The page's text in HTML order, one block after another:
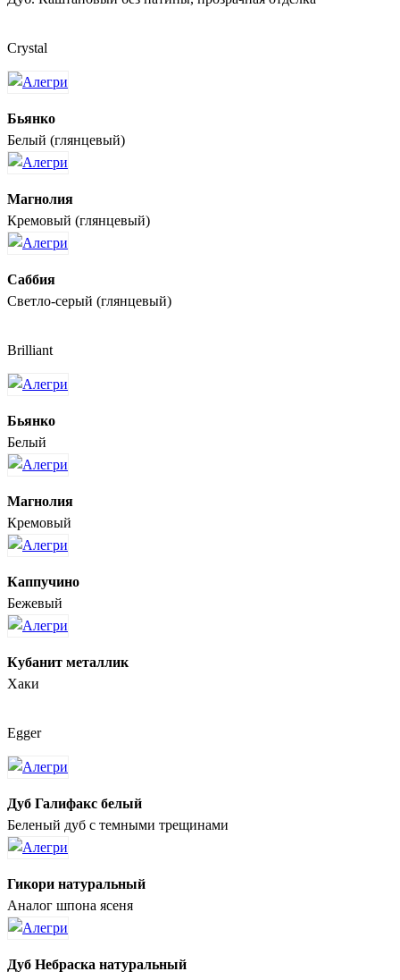
Crystal
Бьянко
Белый (глянцевый)
Магнолия
Кремовый (глянцевый)
Саббия
Светло-серый (глянцевый)
Brilliant
Бьянко
Белый
Магнолия
Кремовый
Каппучино
Бежевый
Кубанит металлик
Хаки
Egger
Дуб Галифакс белый
Беленый дуб с темными трещинами
Гикори натуральный
Аналог шпона ясеня
Дуб Небраска натуральный